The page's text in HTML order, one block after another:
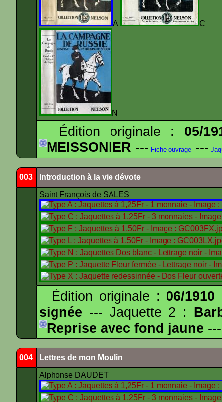
A
N
Édition originale : 05/
MEISSONIER --- Fiche ouvrage ---
003 Introduction à la vie dévote
Saint François de SALES
Édition originale : 06/1910
signée --- Jaquette 2 :
Reprise avec fond jaune ---
004 Lettres de mon Moulin
Alphonse DAUDET